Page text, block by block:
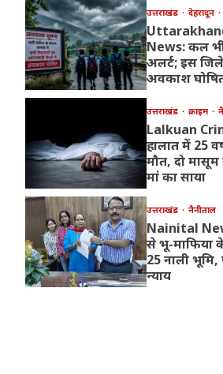
उत्तराखंड देहरादून
News: कल
अलर्ट; इस
अवकाश
उत्तराखंड क्राइम
Lalkuan
हालात में 25
मौत, दो
मां का साया
उत्तराखंड नैनीताल
Nainital
से भू-माफिया
25 नाली भूमि,
न्याय